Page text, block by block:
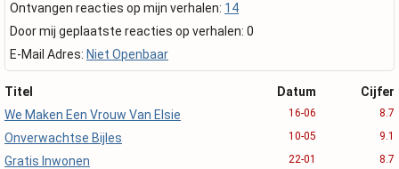
Ontvangen reacties op mijn verhalen: 14
Door mij geplaatste reacties op verhalen: 0
E-Mail Adres: Niet Openbaar
Titel Datum
Cijfer
We Maken Een Vrouw Van Elsie
16-06 8.7
Onverwachtse Bijles 10-05 9.1
Gratis Inwonen 22-01 8.7